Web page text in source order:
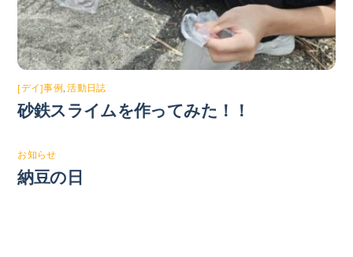
[デイ]事例 ,活動日誌
砂鉄スライムを作ってみた！！
お知らせ
納豆の日